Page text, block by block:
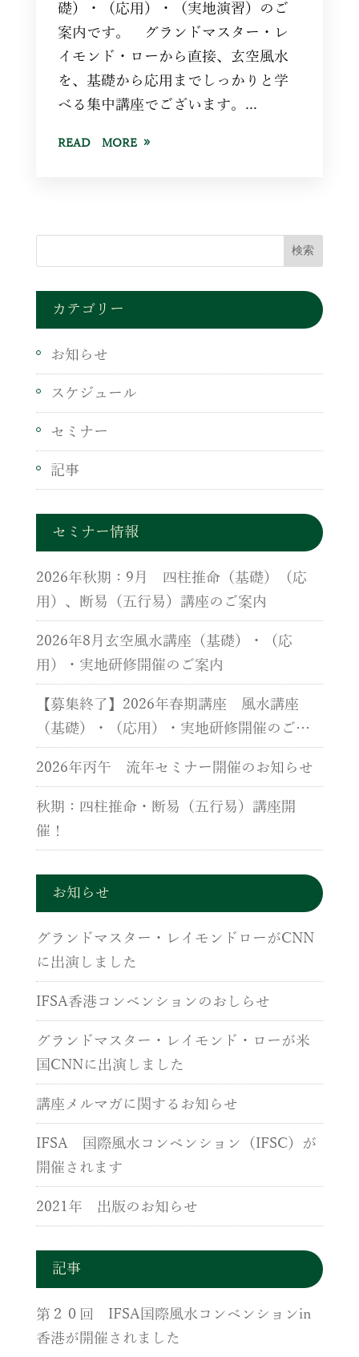
礎）・（応用）・（実地演習）のご
案内です。 グランドマスター・レ
イモンド・ローから直接、玄空風水
を、基礎から応用までしっかりと学
べる集中講座でございます。...
READ MORE
カテゴリー
お知らせ
スケジュール
セミナー
記事
セミナー情報
2026年秋期：9月 四柱推命（基礎）（応
用）、断易（五行易）講座のご案内
2026年8月玄空風水講座（基礎）・（応
用）・実地研修開催のご案内
【募集終了】2026年春期講座 風水講座
（基礎）・（応用）・実地研修開催のご案
内
2026年丙午 流年セミナー開催のお知らせ
秋期：四柱推命・断易（五行易）講座開
催！
お知らせ
グランドマスター・レイモンドローがCNN
に出演しました
IFSA香港コンベンションのおしらせ
グランドマスター・レイモンド・ローが米
国CNNに出演しました
講座メルマガに関するお知らせ
IFSA 国際風水コンベンション（IFSC）が
開催されます
2021年 出版のお知らせ
記事
第２０回 IFSA国際風水コンベンションin
香港が開催されました